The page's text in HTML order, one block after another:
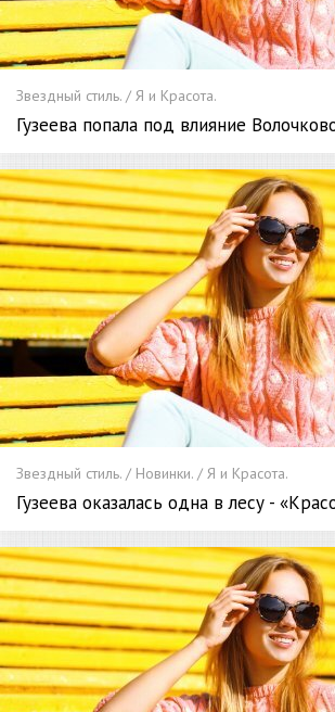
Звездный стиль. / Я и Красота.
Гузеева попала под влияние
Звездный стиль. / Новинки. / Я и Красота.
Гузеева оказалась одна в лесу -